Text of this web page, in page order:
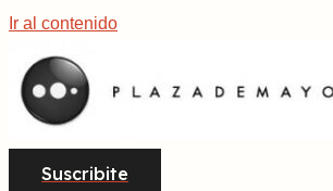
Ir al contenido
Suscribite